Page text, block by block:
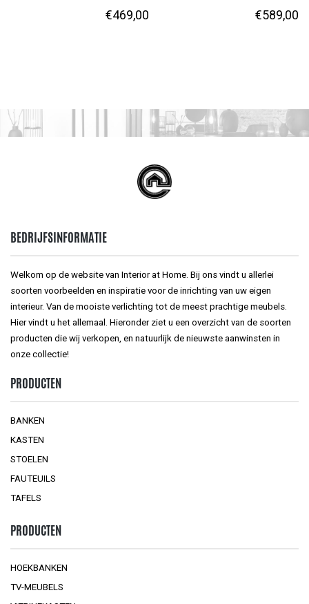
€469,00 €589,00
BEDRIJFSINFORMATIE
Welkom op de website van Interior at Home. Bij ons vindt u allerlei
soorten voorbeelden en inspiratie voor de inrichting van uw eigen
interieur. Van de mooiste verlichting tot de meest prachtige meubels.
Hier vindt u het allemaal. Hieronder ziet u een overzicht van de soorten
producten die wij verkopen, en natuurlijk de nieuwste aanwinsten in
onze collectie!
PRODUCTEN
BANKEN
KASTEN
STOELEN
FAUTEUILS
TAFELS
PRODUCTEN
HOEKBANKEN
TV-MEUBELS